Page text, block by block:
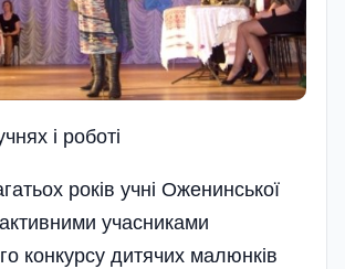
i роботi
років учні Оженинської
учасниками
конкурсу дитячих малюнків